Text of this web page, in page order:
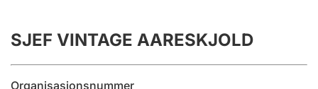
Årsregnskap
Innsending og forsinkelsesgebyr
SJEF VINTAGE AARESKJOLD
Organisasjonsnummer